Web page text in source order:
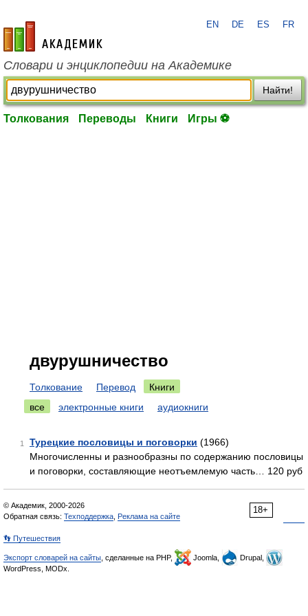
academic.ru
EN DE ES FR
Словари и энциклопедии на Академике
Найти!
Толкования Переводы Книги Игры ⚽
двурушничество
Толкование Перевод
Книги
все
электронные книги аудиокниги
1 Турецкие пословицы и поговорки (1966)
Многочисленны и разнообразны по содержанию пословицы
и поговорки, составляющие неотъемлемую часть… 120 руб
18+
© Академик, 2000-2026
Обратная связь: Техподдержка Реклама на сайте
👣 Путешествия
Экспорт словарей на сайты , сделанные на PHP, Joomla,
Drupal,
WordPress, MODx.